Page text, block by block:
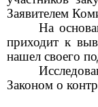
Заявителем
На
приходит к
нашел своего
Законом о